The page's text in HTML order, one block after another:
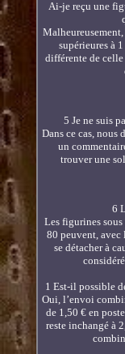
Ai-je reçu une
supérieures à
différente de
5 Je ne suis
Dans ce cas, nous
un
trouver une
6
Les figurines
80 peuvent, avec
se détacher à
1 Est-il possible
Oui, l’envoi
de 1,50 € en
reste inchangé à